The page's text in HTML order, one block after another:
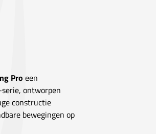
Pro een
ontworpen
constructie
bewegingen op